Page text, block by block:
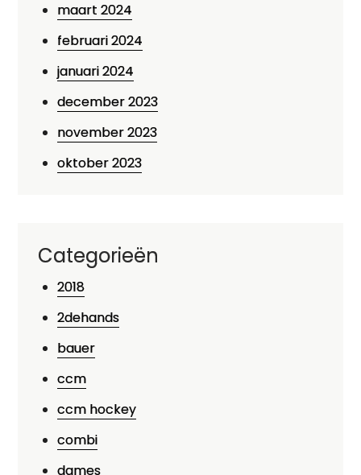
maart 2024
februari 2024
januari 2024
december 2023
november 2023
oktober 2023
Categorieën
2018
2dehands
bauer
ccm
ccm hockey
combi
dames